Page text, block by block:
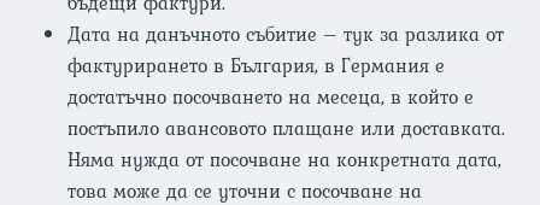
Дата на данъчното събитие – тук за разлика от
фактурирането в България, в Германия е
достатъчно посочването на месеца, в който е
постъпило авансовото плащане или доставката.
Няма нужда от посочване на конкретната дата,
това може да се уточни с посочване на